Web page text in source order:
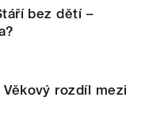
bez dětí –
rozdíl mezi